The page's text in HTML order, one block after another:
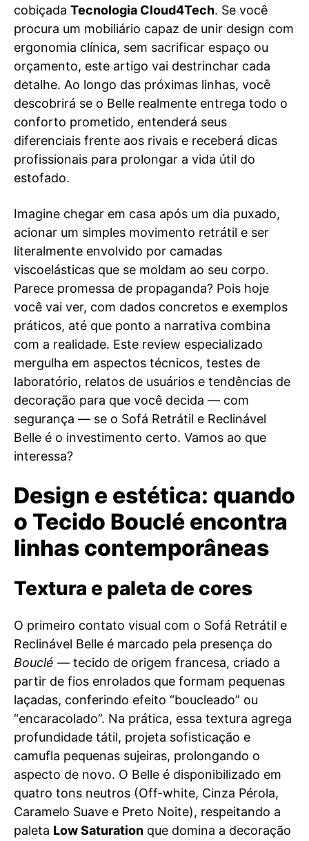
cobiçada Tecnologia Cloud4Tech. Se você
procura um mobiliário capaz de unir design com
ergonomia clínica, sem sacrificar espaço ou
orçamento, este artigo vai destrinchar cada
detalhe. Ao longo das próximas linhas, você
descobrirá se o Belle realmente entrega todo o
conforto prometido, entenderá seus
diferenciais frente aos rivais e receberá dicas
profissionais para prolongar a vida útil do
estofado.
Imagine chegar em casa após um dia puxado,
acionar um simples movimento retrátil e ser
literalmente envolvido por camadas
viscoelásticas que se moldam ao seu corpo.
Parece promessa de propaganda? Pois hoje
você vai ver, com dados concretos e exemplos
práticos, até que ponto a narrativa combina
com a realidade. Este review especializado
mergulha em aspectos técnicos, testes de
laboratório, relatos de usuários e tendências de
decoração para que você decida — com
segurança — se o Sofá Retrátil e Reclinável
Belle é o investimento certo. Vamos ao que
interessa?
Design e estética: quando
o Tecido Bouclé encontra
linhas contemporâneas
Textura e paleta de cores
O primeiro contato visual com o Sofá Retrátil e
Reclinável Belle é marcado pela presença do
Bouclé — tecido de origem francesa, criado a
partir de fios enrolados que formam pequenas
laçadas, conferindo efeito “boucleado” ou
“encaracolado”. Na prática, essa textura agrega
profundidade tátil, projeta sofisticação e
camufla pequenas sujeiras, prolongando o
aspecto de novo. O Belle é disponibilizado em
quatro tons neutros (Off-white, Cinza Pérola,
Caramelo Suave e Preto Noite), respeitando a
paleta Low Saturation que domina a decoração